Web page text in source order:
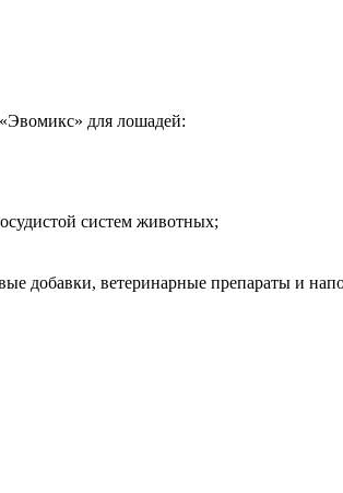
для лошадей:
систем животных;
добавки, ветеринарные препараты и